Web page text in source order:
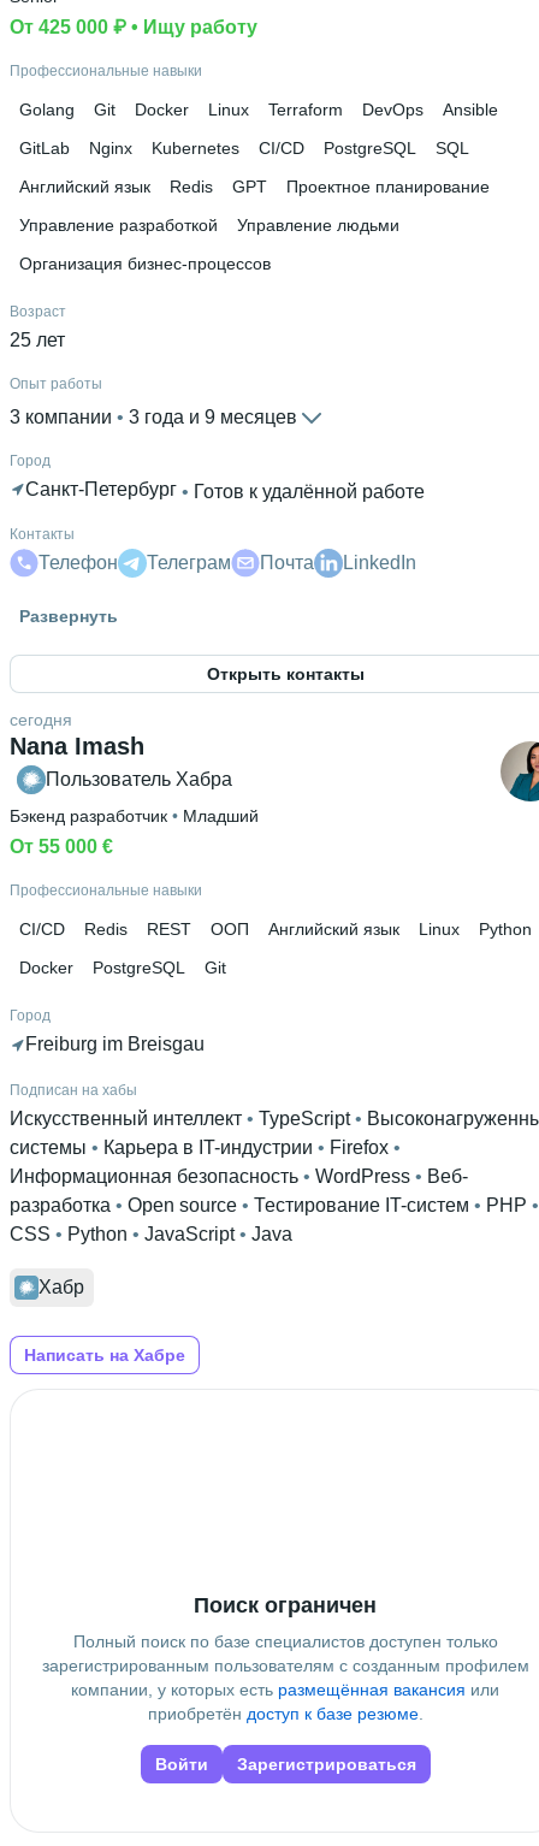
Ещё 1 в профиле
OTUS • Stepik • SoloLearn
От 425 000 ₽ • Ищу работу
Профессиональные навыки
Golang Git Docker Linux Terraform DevOps
Ansible
GitLab
Nginx Kubernetes CI/CD PostgreSQL
SQL
Английский язык
Redis GPT
Проектное планирование
Управление разработкой
Управление людьми
Организация бизнес-процессов
Возраст
25 лет
Опыт работы
3 компании 3 года и 9 месяцев
Город
Санкт-Петербург • Готов к удалённой работе
Контакты
Телефон Телеграм Почта LinkedIn
Знание языков
технологий
5 лет и 10 месяцев
Дополнительное образование
Gremlin
Развернуть
Открыть контакты
Nana Imash
сегодня
Пользователь Хабра
Бэкенд разработчик • Младший
От 55 000 €
Профессиональные навыки
CI/CD Redis REST ООП Английский язык Linux
Python
Docker
PostgreSQL Git
Город
Freiburg im Breisgau
Подписан на хабы
Искусственный интеллект • TypeScript •
системы • Карьера в IT-индустрии • Firefox
Информационная безопасность • WordPress • Веб-
разработка • Open source • Тестирование IT-систем • PHP
CSS • Python • JavaScript • Java
Хабр
Написать на Хабре
Поиск ограничен
Полный поиск по базе специалистов доступен только
зарегистрированным пользователям с созданным профилем
компании, у которых есть размещённая вакансия или
приобретён доступ к базе резюме.
Войти Зарегистрироваться